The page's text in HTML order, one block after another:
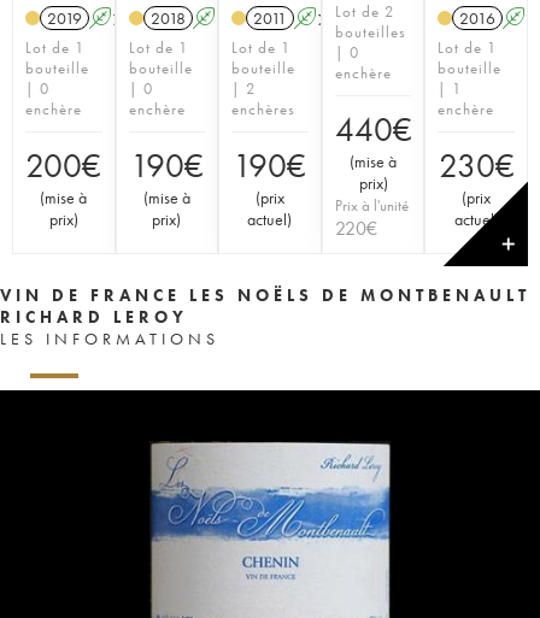
2019 AK
Lot de 1
bouteille
| 0
enchère
200€
(mise à
prix)
2018 A K
Lot de 1
bouteille
| 0
enchère
190€
(mise à
prix)
2011 AK
Lot de 1
bouteille
| 2
enchères
190€
(prix
actuel)
Lot de 2
bouteilles
| 0
enchère
440€
(mise à
prix)
Prix à l'unité
220€
2016 A
Lot de 1
bouteille
| 1
enchère
230€
(prix
actuel)
✕
VIN DE FRANCE LES NOËLS DE MONTBENAULT
RICHARD LEROY
LES INFORMATIONS